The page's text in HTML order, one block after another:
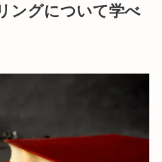
ングについて学べ